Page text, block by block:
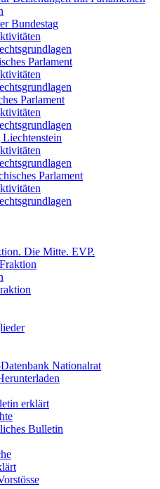
Bundestag
Parlament
Parlament
Parlament
Die Mitte. EVP.
Nationalrat
erklärt
Bulletin